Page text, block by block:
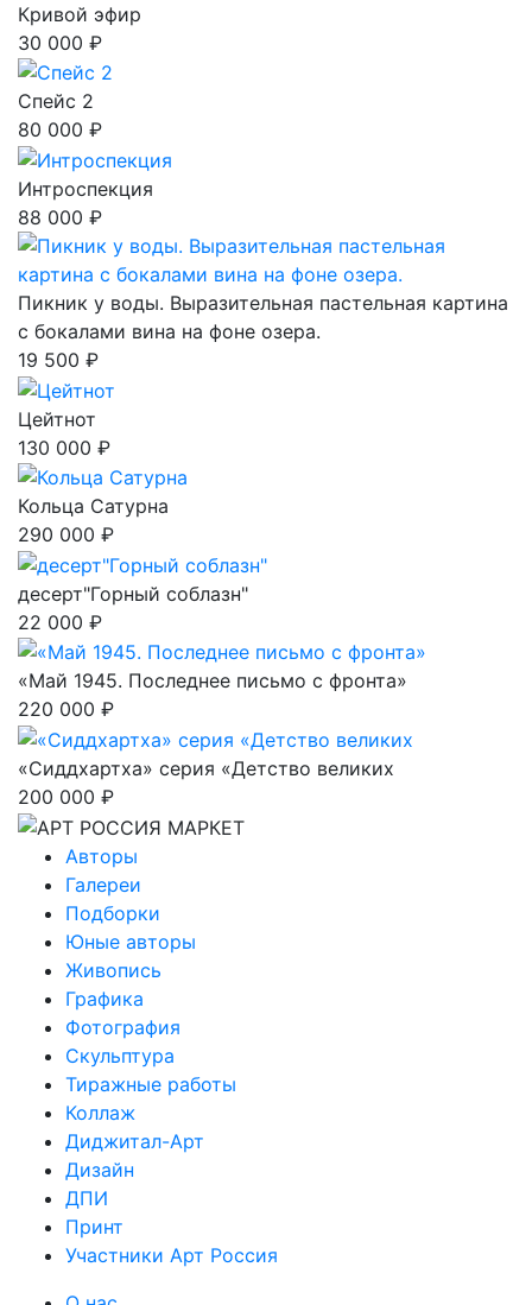
Кривой эфир
30 000 ₽
Спейс 2
80 000 ₽
Интроспекция
88 000 ₽
Пикник у воды. Выразительная пастельная картина
с бокалами вина на фоне озера.
19 500 ₽
Цейтнот
130 000 ₽
Кольца Сатурна
290 000 ₽
десерт"Горный соблазн"
22 000 ₽
«Май 1945. Последнее письмо с фронта»
220 000 ₽
«Сиддхартха» серия «Детство великих
200 000 ₽
Авторы
Галереи
Подборки
Юные авторы
Живопись
Графика
Фотография
Скульптура
Тиражные работы
Коллаж
Диджитал-Арт
Дизайн
ДПИ
Принт
Участники Арт Россия